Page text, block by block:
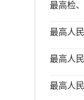
最高检
最高人
最高人
最高人